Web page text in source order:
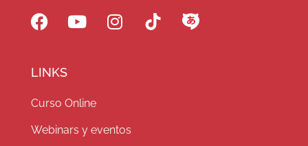
LINKS
Curso Online
Webinars y eventos